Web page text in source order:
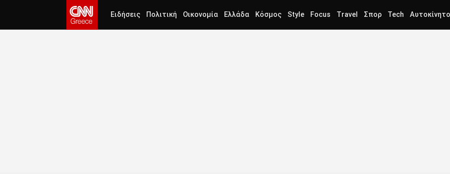
Ειδήσεις Πολιτική Οικονομία Ελλάδα Κόσμος Style Focus Travel Σπορ Tech Αυτοκίνητο